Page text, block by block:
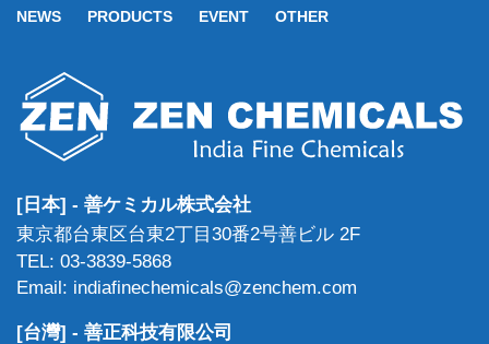
NEWS PRODUCTS EVENT OTHER
[日本] - 善ケミカル株式会社
東京都台東区台東2丁目30番2号善ビル 2F
TEL: 03-3839-5868
Email: indiafinechemicals@zenchem.com
[台灣] - 善正科技有限公司